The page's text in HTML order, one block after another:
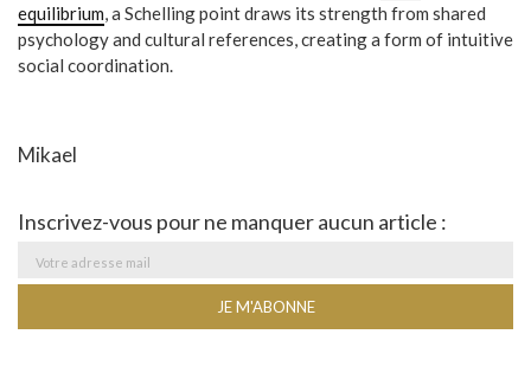
equilibrium, a Schelling point draws its strength from shared
psychology and cultural references, creating a form of intuitive
social coordination.
Mikael
Inscrivez-vous pour ne manquer aucun article :